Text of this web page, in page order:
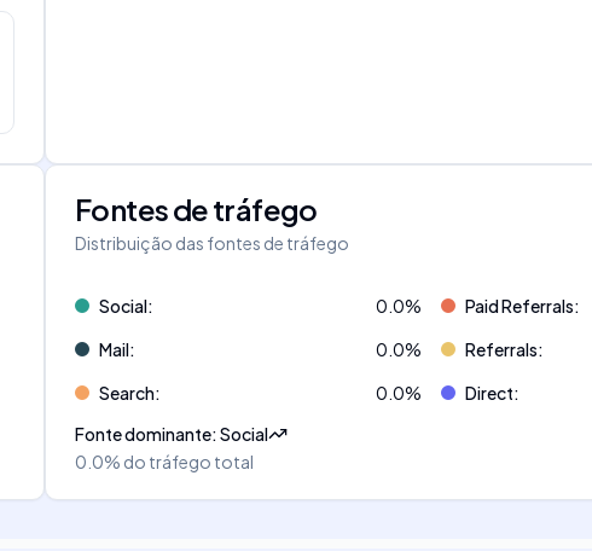
Fontes de tráfego
Distribuição das fontes de tráfego
Social: 0.0% Paid Referrals:
Mail: 0.0% Referrals:
Search: 0.0% Direct:
Fonte dominante:Social
0.0% do tráfego total